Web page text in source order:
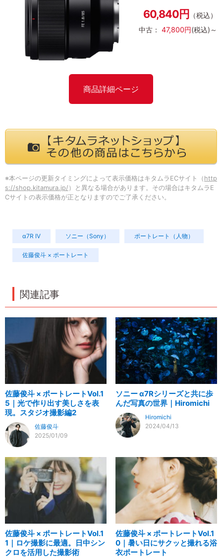
60,840円 （税込）
中古： 47,800円(税込)～
商品詳細ページ
※本ページの更新タイミングによって表示価格はキタムラECサイト（ http
s://shop.kitamura.jp/ ）と異なる場合があります。その場合はキタムラE
Cサイトの表示価格が正となりますのでご了承ください。
α7R IV ソニー（Sony） ポートレート（人物）
佐藤俊斗 × ポートレート
関連記事
佐藤俊斗 × ポートレートVol.1
5｜光で作り出す美しさを表
現。スタジオ撮影編2
佐藤俊斗
2025/01/09
ソニー α7Rシリーズと共に歩
んだ写真の世界｜Hiromichi
Hiromichi
2024/04/13
佐藤俊斗 × ポートレートVol.1
1｜ロケ撮影に最適。日中シン
クロを活用した撮影術
佐藤俊斗 × ポートレートVol.1
0｜暑い日にサクッと撮れる浴
衣ポートレート